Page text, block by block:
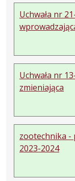
Uchwała nr
Uchwała nr
zmieniająca
zootechnika -
2023-2024